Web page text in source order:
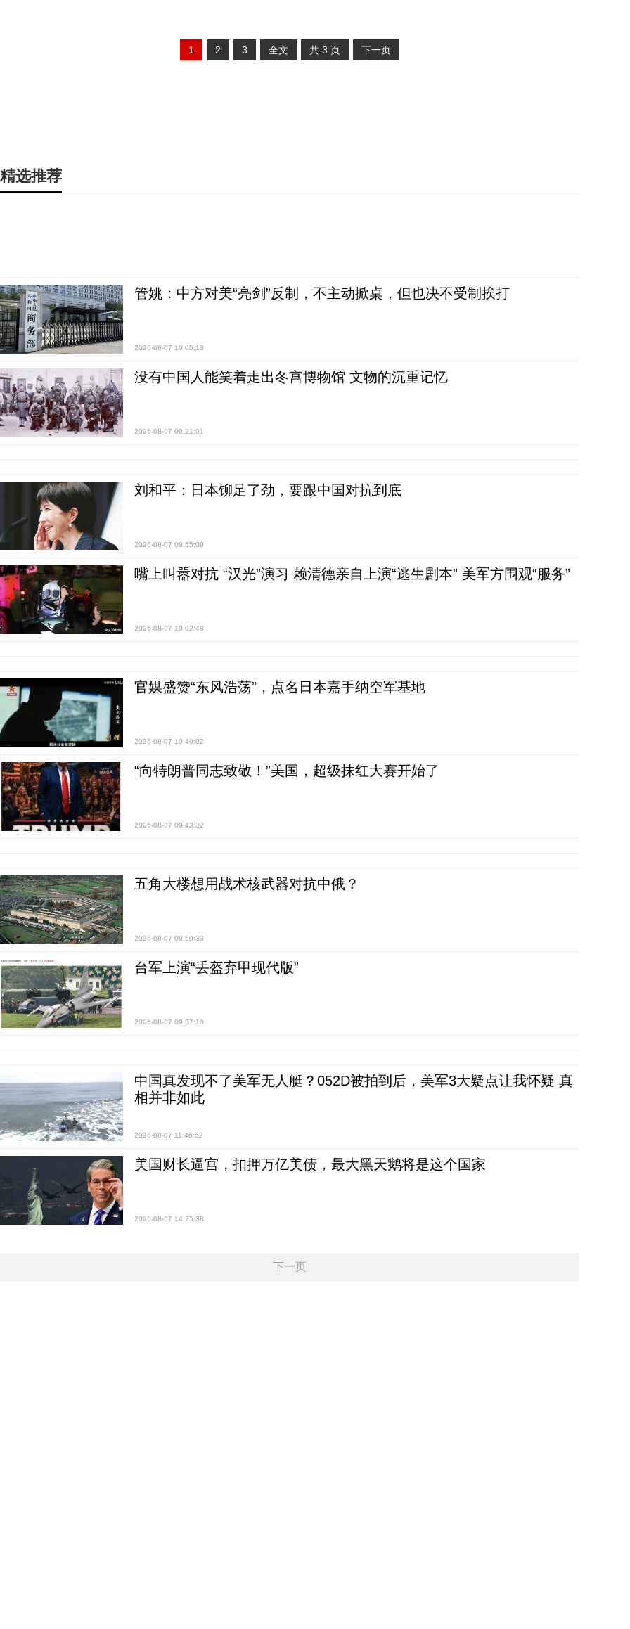
1 2 3 全文 共 3 页 下一页
精选推荐
管姚：中方对美“亮剑”反制，不主动掀桌，但也决不受制挨打
2026-08-07 10:05:13
没有中国人能笑着走出冬宫博物馆 文物的沉重记忆
2026-08-07 09:21:01
刘和平：日本铆足了劲，要跟中国对抗到底
2026-08-07 09:55:09
嘴上叫嚣对抗 “汉光”演习 赖清德亲自上演“逃生剧本” 美军方围观“服务”
2026-08-07 10:02:48
官媒盛赞“东风浩荡”，点名日本嘉手纳空军基地
2026-08-07 10:40:02
“向特朗普同志致敬！”美国，超级抹红大赛开始了
2026-08-07 09:43:32
五角大楼想用战术核武器对抗中俄？
2026-08-07 09:50:33
台军上演“丢盔弃甲现代版”
2026-08-07 09:37:10
中国真发现不了美军无人艇？052D被拍到后，美军3大疑点让我怀疑 真
相并非如此
2026-08-07 11:46:52
美国财长逼宫，扣押万亿美债，最大黑天鹅将是这个国家
2026-08-07 14:25:38
下一页